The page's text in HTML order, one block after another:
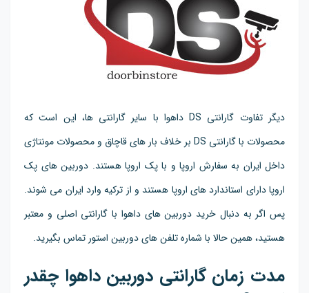
دیگر تفاوت گارانتی DS داهوا با سایر گارانتی ها، این است که
محصولات با گارانتی DS بر خلاف بار های قاچاق و محصولات مونتاژی
داخل ایران به سفارش اروپا و با پک اروپا هستند. دوربین های پک
اروپا دارای استاندارد های اروپا هستند و از ترکیه وارد ایران می شوند.
پس اگر به دنبال خرید دوربین های داهوا با گارانتی اصلی و معتبر
هستید، همین حالا با شماره تلفن های دوربین استور تماس بگیرید.
مدت زمان گارانتی دوربین داهوا چقدر